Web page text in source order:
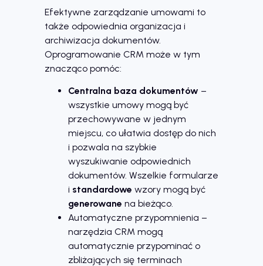
Efektywne zarządzanie umowami to
także odpowiednia organizacja i
archiwizacja dokumentów.
Oprogramowanie CRM może w tym
znacząco pomóc:
Centralna baza dokumentów –
wszystkie umowy mogą być
przechowywane w jednym
miejscu, co ułatwia dostęp do nich
i pozwala na szybkie
wyszukiwanie odpowiednich
dokumentów. Wszelkie formularze
i standardowe wzory mogą być
generowane na bieżąco.
Automatyczne przypomnienia –
narzędzia CRM mogą
automatycznie przypominać o
zbliżających się terminach